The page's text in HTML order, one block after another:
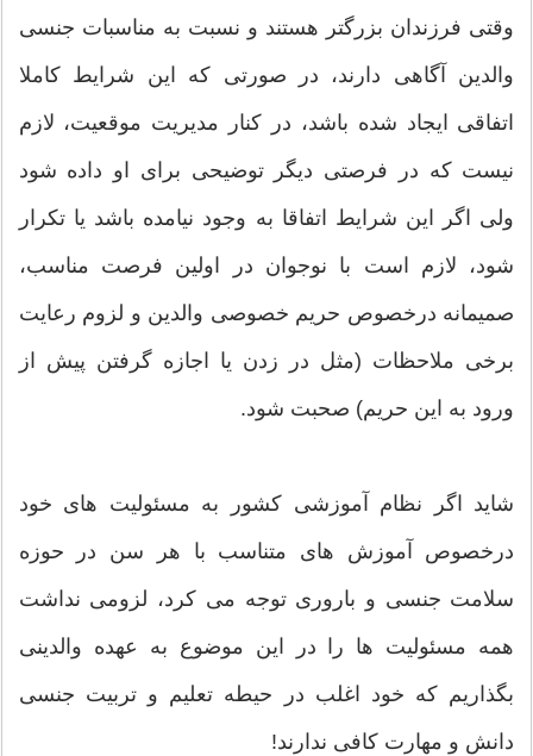
وقتی فرزندان بزرگتر هستند و نسبت به مناسبات جنسی
والدین آگاهی دارند، در صورتی که این شرایط کاملا
اتفاقی ایجاد شده باشد، در کنار مدیریت موقعیت، لازم
نیست که در فرصتی دیگر توضیحی برای او داده شود
ولی اگر این شرایط اتفاقا به وجود نیامده باشد یا تکرار
شود، لازم است با نوجوان در اولین فرصت مناسب،
صمیمانه درخصوص حریم خصوصی والدین و لزوم رعایت
برخی ملاحظات (مثل در زدن یا اجازه گرفتن پیش از
ورود به این حریم) صحبت شود.
شاید اگر نظام آموزشی کشور به مسئولیت های خود
درخصوص آموزش های متناسب با هر سن در حوزه
سلامت جنسی و باروری توجه می کرد، لزومی نداشت
همه مسئولیت ها را در این موضوع به عهده والدینی
بگذاریم که خود اغلب در حیطه تعلیم و تربیت جنسی
دانش و مهارت کافی ندارند!